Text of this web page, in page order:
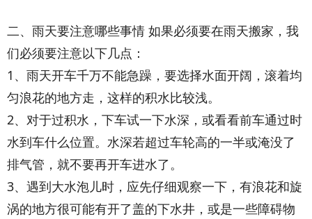
二、雨天要注意哪些事情 如果必须要在雨天搬家，我
们必须要注意以下几点：
1、雨天开车千万不能急躁，要选择水面开阔，滚着均
匀浪花的地方走，这样的积水比较浅。
2、对于过积水，下车试一下水深，或看看前车通过时
水到车什么位置。水深若超过车轮高的一半或淹没了
排气管，就不要再开车进水了。
3、遇到大水泡儿时，应先仔细观察一下，有浪花和旋
涡的地方很可能有开了盖的下水井，或是一些障碍物